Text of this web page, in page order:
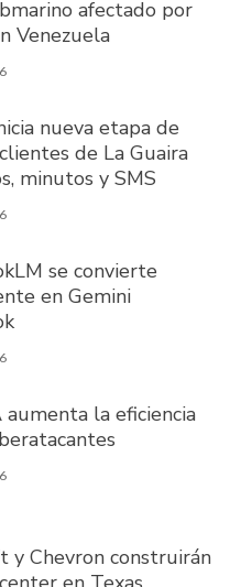
afectado por
Venezuela
nueva etapa de
de La Guaira
minutos y SMS
se convierte
en Gemini
aumenta la eficiencia
y Chevron construirán